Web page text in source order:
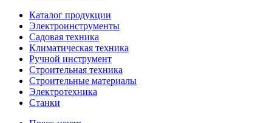
Каталог продукции
Электроинструменты
Садовая техника
Климатическая техника
Ручной инструмент
Строительная техника
Строительные материалы
Электротехника
Станки